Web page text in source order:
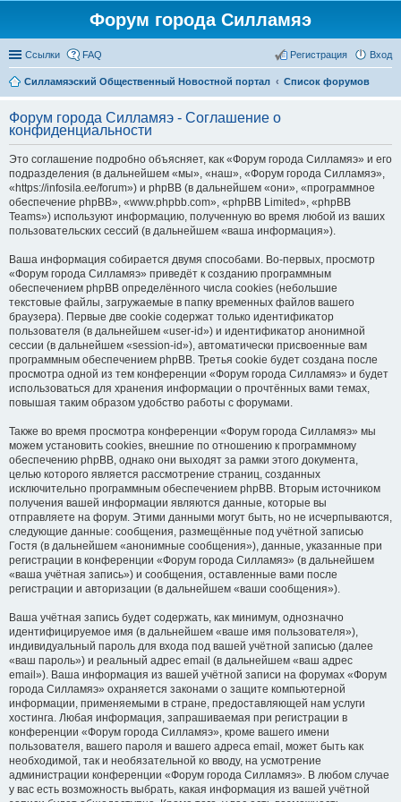
Форум города Силламяэ
Ссылки FAQ Вход
Регистрация
Силламяэский Общественный Новостной портал Список форумов
Форум города Силламяэ - Соглашение о
конфиденциальности
Это соглашение подробно объясняет, как «Форум города Силламяэ» и его
подразделения (в дальнейшем «мы», «наш», «Форум города Силламяэ»,
«https://infosila.ee/forum») и phpBB (в дальнейшем «они», «программное
обеспечение phpBB», «www.phpbb.com», «phpBB Limited», «phpBB
Teams») используют информацию, полученную во время любой из ваших
пользовательских сессий (в дальнейшем «ваша информация»).
Ваша информация собирается двумя способами. Во-первых, просмотр
«Форум города Силламяэ» приведёт к созданию программным
обеспечением phpBB определённого числа cookies (небольшие
текстовые файлы, загружаемые в папку временных файлов вашего
браузера). Первые две cookie содержат только идентификатор
пользователя (в дальнейшем «user-id») и идентификатор анонимной
сессии (в дальнейшем «session-id»), автоматически присвоенные вам
программным обеспечением phpBB. Третья cookie будет создана после
просмотра одной из тем конференции «Форум города Силламяэ» и будет
использоваться для хранения информации о прочтённых вами темах,
повышая таким образом удобство работы с форумами.
Также во время просмотра конференции «Форум города Силламяэ» мы
можем установить cookies, внешние по отношению к программному
обеспечению phpBB, однако они выходят за рамки этого документа,
целью которого является рассмотрение страниц, созданных
исключительно программным обеспечением phpBB. Вторым источником
получения вашей информации являются данные, которые вы
отправляете на форум. Этими данными могут быть, но не исчерпываются,
следующие данные: сообщения, размещённые под учётной записью
Гостя (в дальнейшем «анонимные сообщения»), данные, указанные при
регистрации в конференции «Форум города Силламяэ» (в дальнейшем
«ваша учётная запись») и сообщения, оставленные вами после
регистрации и авторизации (в дальнейшем «ваши сообщения»).
Ваша учётная запись будет содержать, как минимум, однозначно
идентифицируемое имя (в дальнейшем «ваше имя пользователя»),
индивидуальный пароль для входа под вашей учётной записью (далее
«ваш пароль») и реальный адрес email (в дальнейшем «ваш адрес
email»). Ваша информация из вашей учётной записи на форумах «Форум
города Силламяэ» охраняется законами о защите компьютерной
информации, применяемыми в стране, предоставляющей нам услуги
хостинга. Любая информация, запрашиваемая при регистрации в
конференции «Форум города Силламяэ», кроме вашего имени
пользователя, вашего пароля и вашего адреса email, может быть как
необходимой, так и необязательной ко вводу, на усмотрение
администрации конференции «Форум города Силламяэ». В любом случае
у вас есть возможность выбрать, какая информация из вашей учётной